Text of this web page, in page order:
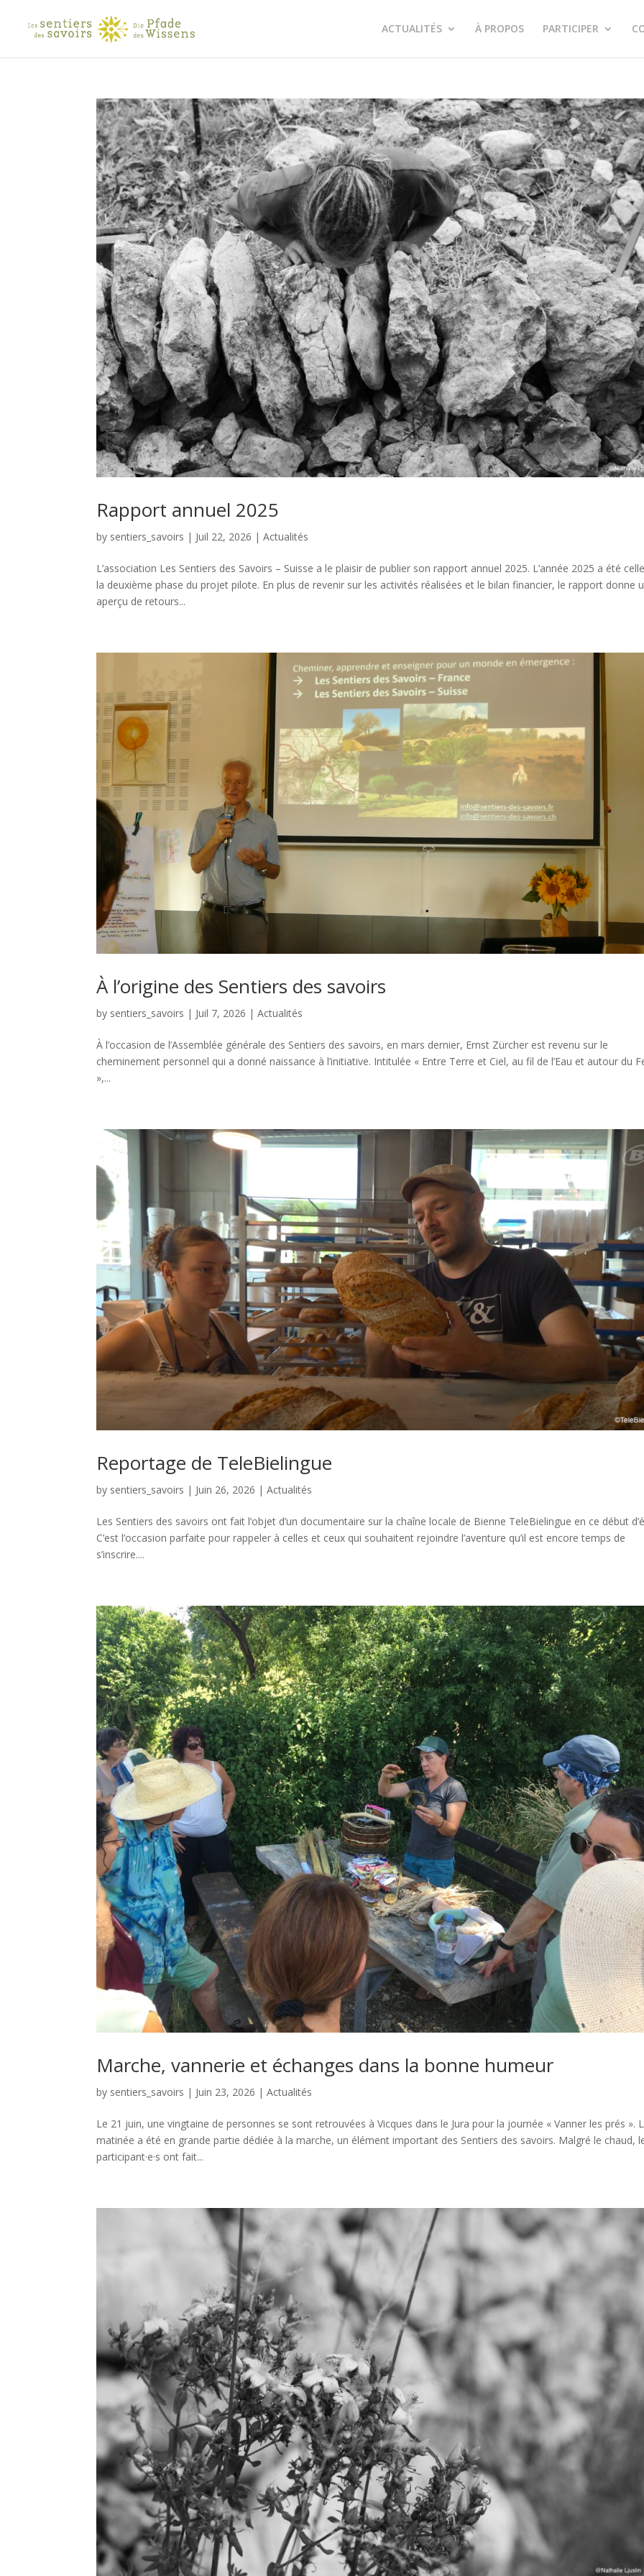
ACTUALITÉS À PROPOS PARTICIPER
Rapport annuel 2025
by sentiers_savoirs | Juil 22, 2026 |Actualités
L’association Les Sentiers des Savoirs – Suisse a le plaisir de publier son rapport annuel 2025. L’année 2025 a été
la deuxième phase du projet pilote. En plus de revenir sur les activités réalisées et le bilan financier, le rapport donne
aperçu de retours...
À l’origine des Sentiers des savoirs
by sentiers_savoirs | Juil 7, 2026 |Actualités
À l’occasion de l’Assemblée générale des Sentiers des savoirs, en mars dernier, Ernst Zürcher est revenu sur le
cheminement personnel qui a donné naissance à l’initiative. Intitulée « Entre Terre et Ciel, au fil de l’Eau et autour du
»,...
Reportage de TeleBielingue
by sentiers_savoirs | Juin 26, 2026 |Actualités
Les Sentiers des savoirs ont fait l’objet d’un documentaire sur la chaîne locale de Bienne TeleBielingue en ce début
C’est l’occasion parfaite pour rappeler à celles et ceux qui souhaitent rejoindre l’aventure qu’il est encore temps de
s’inscrire....
Marche, vannerie et échanges dans la bonne humeur
by sentiers_savoirs | Juin 23, 2026 |Actualités
Le 21 juin, une vingtaine de personnes se sont retrouvées à Vicques dans le Jura pour la journée « Vanner les prés ».
matinée a été en grande partie dédiée à la marche, un élément important des Sentiers des savoirs. Malgré le chaud,
participant·e·s ont fait...